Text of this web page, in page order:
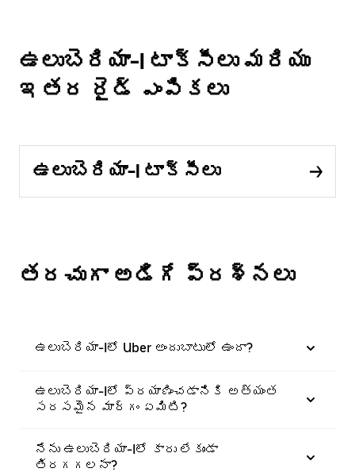
ఉలుబెరియా-I టాక్సీలు మరియు
ఇతర రైడ్ ఎంపికలు
ఉలుబెరియా-I టాక్సీలు
తరచుగా అడిగే ప్రశ్నలు
ఉలుబెరియా-Iలో Uber అందుబాటులో ఉందా?
ఉలుబెరియా-Iలో ప్రయాణించడానికి అత్యంత
సరసమైన మార్గం ఏమిటి?
నేను ఉలుబెరియా-Iలో కారు లేకుండా
తిరగగలనా?